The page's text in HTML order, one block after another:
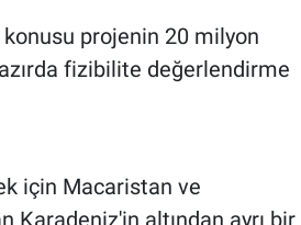
konusu projenin 20 milyon
fizibilite değerlendirme
için Macaristan ve
Karadeniz'in altından ayrı bir